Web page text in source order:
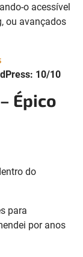
o acessível
ou avançados
10/10
Épico
do
para
por anos